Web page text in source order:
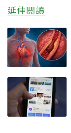
延伸閱讀